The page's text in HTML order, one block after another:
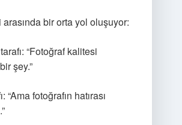
bir orta yol oluşuyor:
“Fotoğraf kalitesi
şey.”
“Ama fotoğrafın hatırası